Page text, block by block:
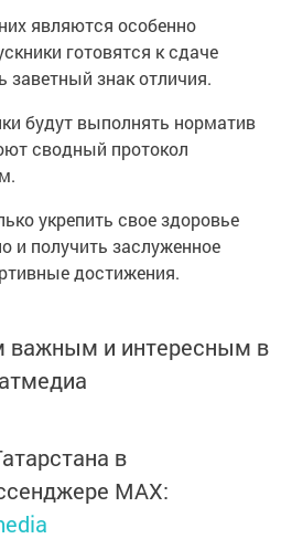
являются особенно
готовятся к сдаче
заветный знак отличия.
будут выполнять норматив
сводный протокол
укрепить свое здоровье
и получить заслуженное
достижения.
важным и интересным в
в
MАХ: